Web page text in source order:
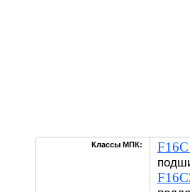
Классы МПК: